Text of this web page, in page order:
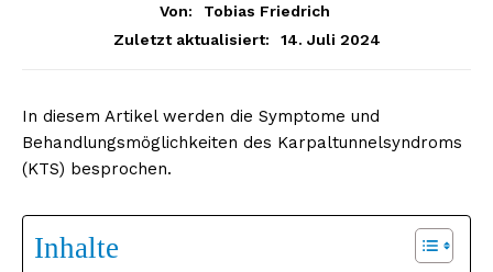
Von:
Tobias Friedrich
Zuletzt aktualisiert:
14. Juli 2024
In diesem Artikel werden die Symptome und
Behandlungsmöglichkeiten des Karpaltunnelsyndroms
(KTS) besprochen.
Inhalte